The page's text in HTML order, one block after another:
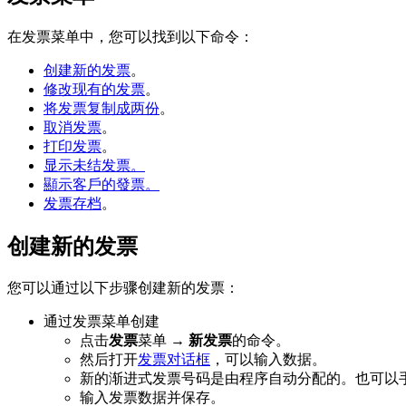
在发票菜单中，您可以找到以下命令：
创建新的发票。
修改现有的发票。
将发票复制成两份。
取消发票。
打印发票。
显示未结发票。
顯示客戶的發票。
发票存档。
创建新的发票
您可以通过以下步骤创建新的发票：
通过发票菜单创建
点击发票菜单 → 新发票的命令。
然后打开发票对话框 ，可以输入数据。
新的渐进式发票号码是由程序自动分配的。也可以
输入发票数据并保存。